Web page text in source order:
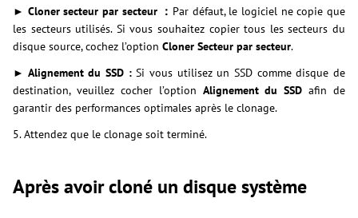
► Cloner secteur par secteur ： Par défaut, le logiciel ne copie que
les secteurs utilisés. Si vous souhaitez copier tous les secteurs du
disque source, cochez l’option Cloner Secteur par secteur.
► Alignement du SSD :Si vous utilisez un SSD comme disque de
destination, veuillez cocher l’option Alignement du SSD afin de
garantir des performances optimales après le clonage.
5. Attendez que le clonage soit terminé.
Après avoir cloné un disque système